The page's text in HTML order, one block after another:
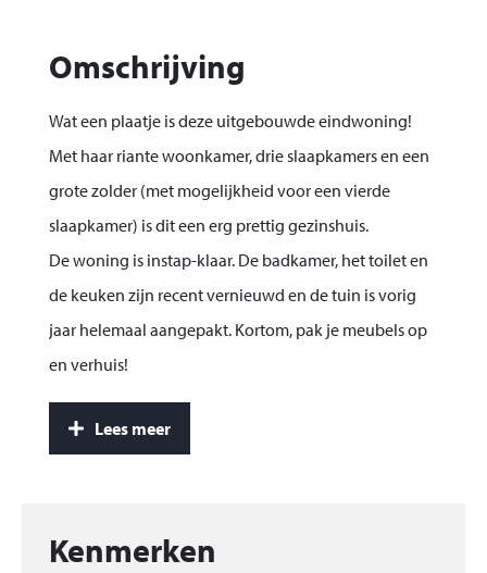
Omschrijving
Wat een plaatje is deze uitgebouwde eindwoning!
Met haar riante woonkamer, drie slaapkamers en een
grote zolder (met mogelijkheid voor een vierde
slaapkamer) is dit een erg prettig gezinshuis.
De woning is instap-klaar. De badkamer, het toilet en
de keuken zijn recent vernieuwd en de tuin is vorig
jaar helemaal aangepakt. Kortom, pak je meubels op
en verhuis!
De woning heeft een ideale ligging. Je zit zo op de
doorgaande Laan van Hildernisse, maar ook de
op een steenworp afstand.
Lees meer
Kenmerken